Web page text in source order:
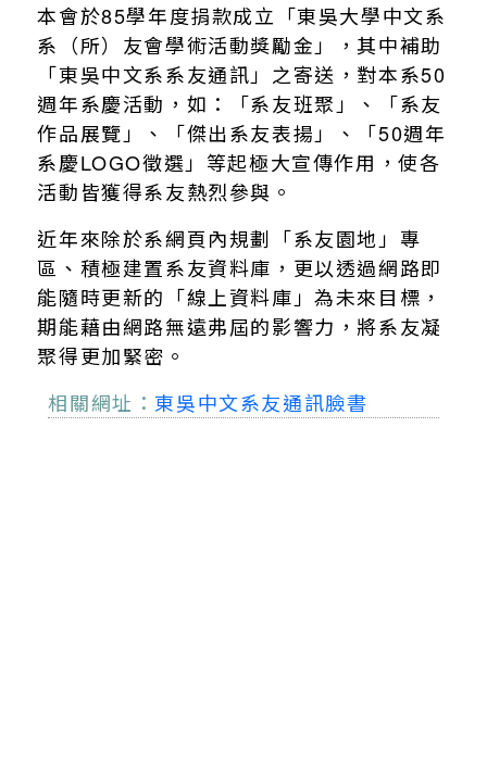
本會於85學年度捐款成立「東吳大學中文系
系（所）友會學術活動獎勵金」，其中補助
「東吳中文系系友通訊」之寄送，對本系50
週年系慶活動，如：「系友班聚」、「系友
作品展覽」、「傑出系友表揚」、「50週年
系慶LOGO徵選」等起極大宣傳作用，使各
活動皆獲得系友熱烈參與。
近年來除於系網頁內規劃「系友園地」專
區、積極建置系友資料庫，更以透過網路即
能隨時更新的「線上資料庫」為未來目標，
期能藉由網路無遠弗屆的影響力，將系友凝
聚得更加緊密。
相關網址：東吳中文系友通訊臉書